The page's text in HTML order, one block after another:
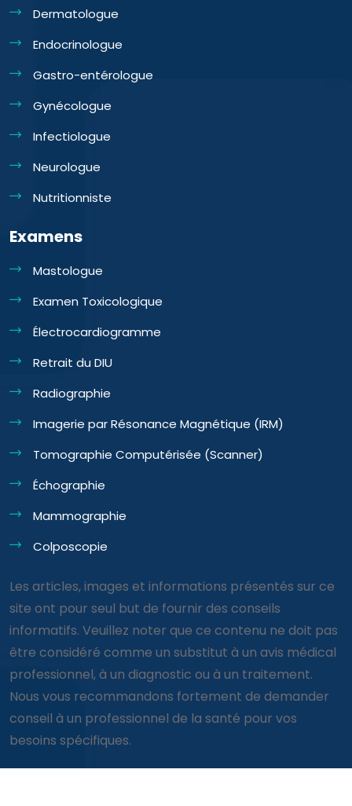
Dermatologue
Endocrinologue
Gastro-entérologue
Gynécologue
Infectiologue
Neurologue
Nutritionniste
Examens
Mastologue
Examen Toxicologique
Électrocardiogramme
Retrait du DIU
Radiographie
Imagerie par Résonance Magnétique (IRM)
Tomographie Computérisée (Scanner)
Échographie
Mammographie
Colposcopie
Les articles, images et informations présentés sur ce
site ont pour seul but de fournir des conseils
informatifs. Veuillez noter que ce contenu ne doit pas
être considéré comme un substitut à un avis médical
professionnel, à un diagnostic ou à un traitement.
Nous vous recommandons fortement de demander
conseil à un professionnel de la santé pour vos
besoins spécifiques.